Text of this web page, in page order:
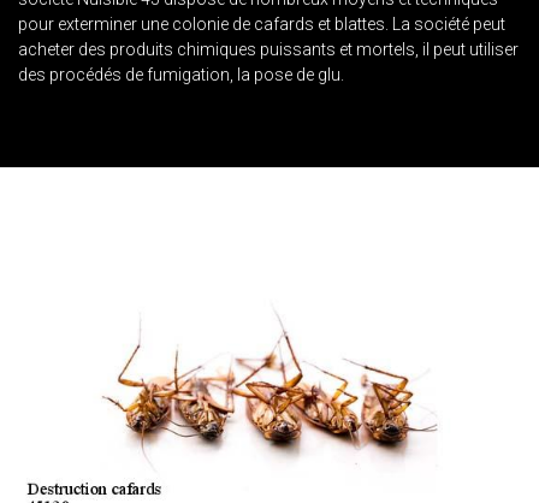
pour exterminer une colonie de cafards et blattes. La société peut
acheter des produits chimiques puissants et mortels, il peut utiliser
des procédés de fumigation, la pose de glu.